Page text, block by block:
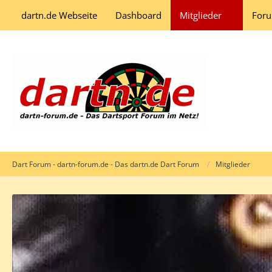
dartn.de Webseite Dashboard Mitglieder
Dart Forum - dartn-forum.de - Das dartn.de Dart Forum Mitglieder